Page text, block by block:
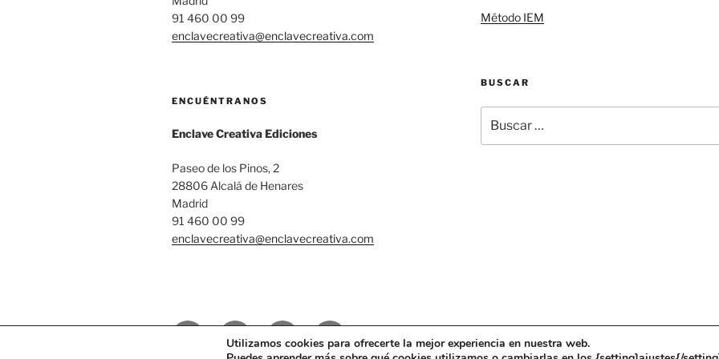
91 460 00 99
enclavecreativa@enclavecreativa.com
ENCUÉNTRANOS
Enclave Creativa Ediciones
Paseo de los Pinos, 2
28806 Alcalá de Henares
Madrid
91 460 00 99
enclavecreativa@enclavecreativa.com
Método IEM
BUSCAR
por:
FacebookInstagramCorreo
electrónico
Twitter Funciona gracias a WordPress
Utilizamos cookies para ofrecerte la mejor experiencia en nuestra web.